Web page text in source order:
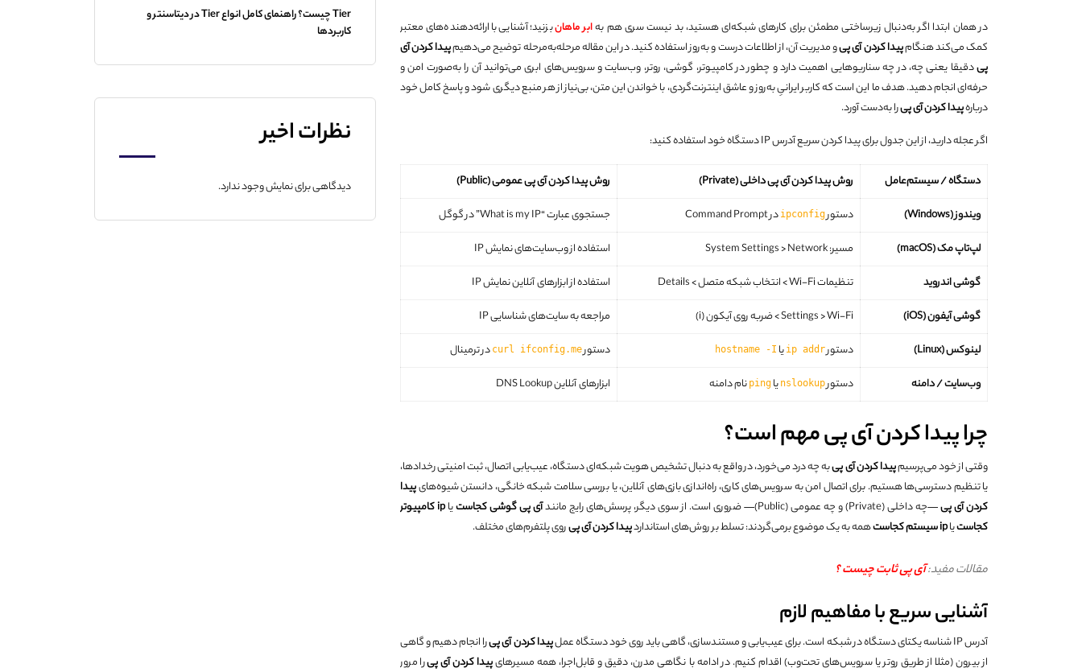
در همان ابتدا اگر به‌دنبال زیرساختی مطمئن برای کارهای شبکه‌ای هستید، بد نیست سری هم بهابر ماهانبزنید؛ آشنایی با ارائه‌دهنده‌های معتبر
کمک می‌کند هنگامپیدا کردن آی پیو مدیریت آن، از اطلاعات درست و به‌روز استفاده کنید. در این مقاله مرحله‌به‌مرحله توضیح می‌دهیمپیدا کردن آی
پیدقیقا یعنی چه، در چه سناریوهایی اهمیت دارد و چطور در کامپیوتر، گوشی، روتر، وب‌سایت و سرویس‌های ابری می‌توانید آن را به‌صورت امن و
حرفه‌ای انجام دهید. هدف ما این است که کاربر ایرانیِ به‌روز و عاشق اینترنت‌گردی، با خواندن این متن، بی‌نیاز از هر منبع دیگری شود و پاسخ کامل خود
دربارهپیدا کردن آی پیرا به‌دست آورد.
اگر عجله دارید، از این جدول برای پیدا کردن سریع آدرس IP دستگاه خود استفاده کنید:
دستگاه / سیستم‌عامل روش پیدا کردن آی پی داخلی (Private)
روش پیدا کردن آی پی عمومی (Public)
ویندوز (Windows)
دستورipconfig در Command Prompt
جستجوی عبارت “What is my IP” در گوگل
لپ‌تاپ مک (macOS)
مسیر: System Settings > Network
استفاده از وب‌سایت‌های نمایش IP
گوشی اندروید
تنظیمات Wi-Fi > انتخاب شبکه متصل > Details
استفاده از ابزارهای آنلاین نمایش IP
گوشی آیفون (iOS)
Settings > Wi-Fi > ضربه روی آیکون (i)
مراجعه به سایت‌های شناسایی IP
لینوکس (Linux)
دستورip addr یا hostname -I دستورcurl ifconfig.me در ترمینال
وب‌سایت / دامنه
دستورnslookup یا ping نام دامنه ابزارهای آنلاین DNS Lookup
چرا پیدا کردن آی پی مهم است؟
وقتی از خود می‌پرسیمپیدا کردن آی پیبه چه درد می‌خورد، در واقع به دنبال تشخیص هویت شبکه‌ای دستگاه، عیب‌یابی اتصال، ثبت امنیتی رخدادها،
یا تنظیم دسترسی‌ها هستیم. برای اتصال امن به سرویس‌های کاری، راه‌اندازی بازی‌های آنلاین، یا بررسی سلامت شبکه خانگی، دانستن شیوه‌هایپیدا
کردن آی پی—چه داخلی (Private) و چه عمومی (Public)— ضروری است. از سوی دیگر، پرسش‌های رایج مانند آی پی گوشی کجاستیاipکامپیوتر
کجاستیاipسیستم کجاستهمه به یک موضوع برمی‌گردند: تسلط بر روش‌های استانداردپیدا کردن آی پیروی پلتفرم‌های مختلف.
مقالات مفید:آی پی ثابت چیست ؟
آشنایی سریع با مفاهیم لازم
آدرس IP شناسه یکتای دستگاه در شبکه است. برای عیب‌یابی و مستندسازی، گاهی باید روی خود دستگاه عمل پیدا کردن آی پیرا انجام دهیم و گاهی
از بیرون (مثلا از طریق روتر یا سرویس‌های تحت‌وب) اقدام کنیم. در ادامه با نگاهی مدرن، دقیق و قابل‌اجرا، همه مسیرهایپیدا کردن آی پیرا مرور
Tier چیست؟ راهنمای کامل انواع Tier در دیتاسنتر و
کاربردها
نظرات اخیر
دیدگاهی برای نمایش وجود ندارد.